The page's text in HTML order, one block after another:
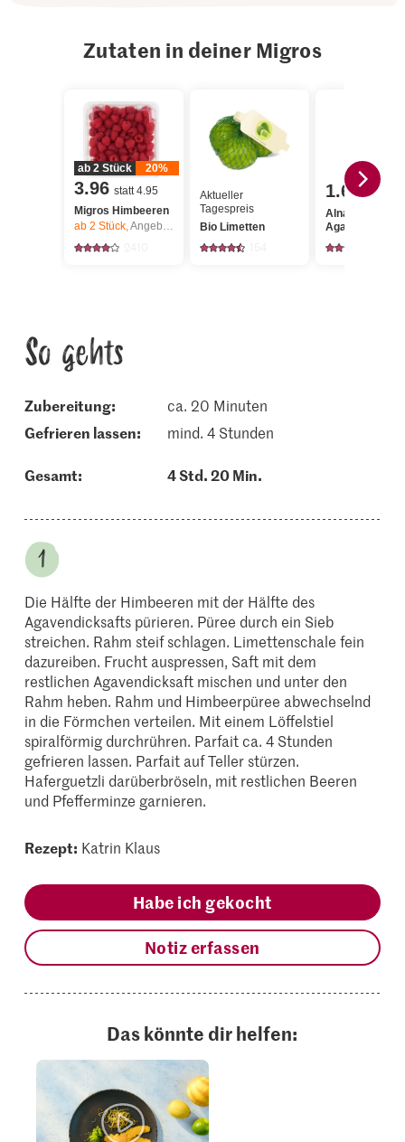
Zutaten in deiner Migros
ab 2 Stück 20%
3.96 statt 4.95
Migros Himbeeren
ab 2 Stück,Angebot gilt nur vom 6.8. bis 12.8.2026, solange Vorrat.
Aktueller
Tagespreis
Bio Limetten
1.60
Alnatura Bio
So gehts
Zubereitung:
ca. 20 Minuten
gefrieren lassen:
mind. 4 Stunden
Gesamt: 4 Std. 20 Min.
Die Hälfte der Himbeeren mit der Hälfte des
Agavendicksafts pürieren. Püree durch ein Sieb
streichen. Rahm steif schlagen. Limettenschale fein
dazureiben. Frucht auspressen, Saft mit dem
restlichen Agavendicksaft mischen und unter den
Rahm heben. Rahm und Himbeerpüree abwechselnd
in die Förmchen verteilen. Mit einem Löffelstiel
spiralförmig durchrühren. Parfait ca. 4 Stunden
gefrieren lassen. Parfait auf Teller stürzen.
Haferguetzli darüberbröseln, mit restlichen Beeren
und Pfefferminze garnieren.
Rezept: Katrin Klaus
Habe ich gekocht
Notiz erfassen
Das könnte dir helfen: